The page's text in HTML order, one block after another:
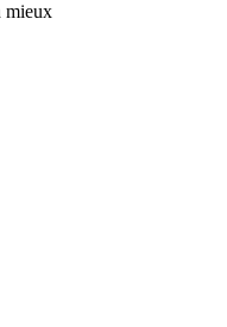
mieux